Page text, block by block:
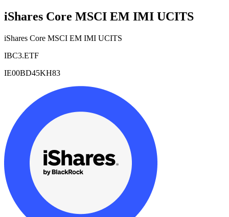
iShares Core MSCI EM IMI UCITS
iShares Core MSCI EM IMI UCITS
IBC3.ETF
IE00BD45KH83